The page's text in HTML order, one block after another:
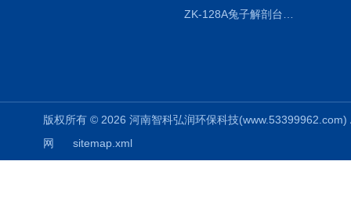
版权所有 © 2026 河南智科弘润环保科技
网
sitemap.xml